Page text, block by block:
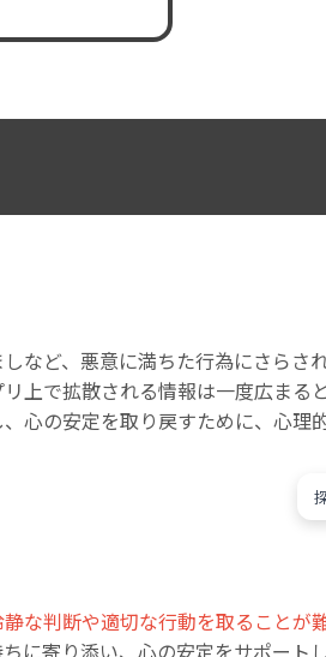
など、悪意に満ちた行為にさらさ
上で拡散される情報は一度広まる
心の安定を取り戻すために、心理
な判断や適切な行動を取ることが
に寄り添い、心の安定をサポート